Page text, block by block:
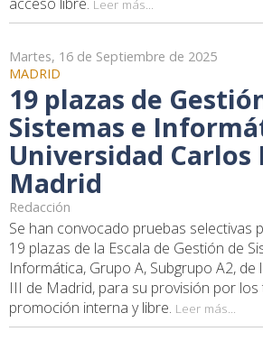
Leer más...
Martes, 16 de Septiembre de 2025
MADRID
19 plazas de
Sistemas e
Universidad Carlos
Madrid
Redacción
Se han convocado pruebas selectivas
19 plazas de la Escala de Gestión de
Informática, Grupo A, Subgrupo A2, de
III de Madrid, para su provisión por
promoción interna y libre. Leer más...